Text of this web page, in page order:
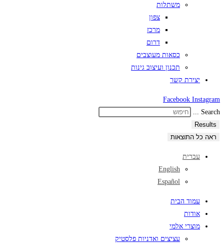
משתלות
צפון
מרכז
דרום
כסאות מעוצבים
תכנון ועיצוב גינות
יצירת קשר
Facebook Instagram
Search ...
Results
ראה כל התוצאות
עברית
English
Español
עמוד הבית
אודות
מוצרי אלמי
עציצים ואדניות פלסטיק